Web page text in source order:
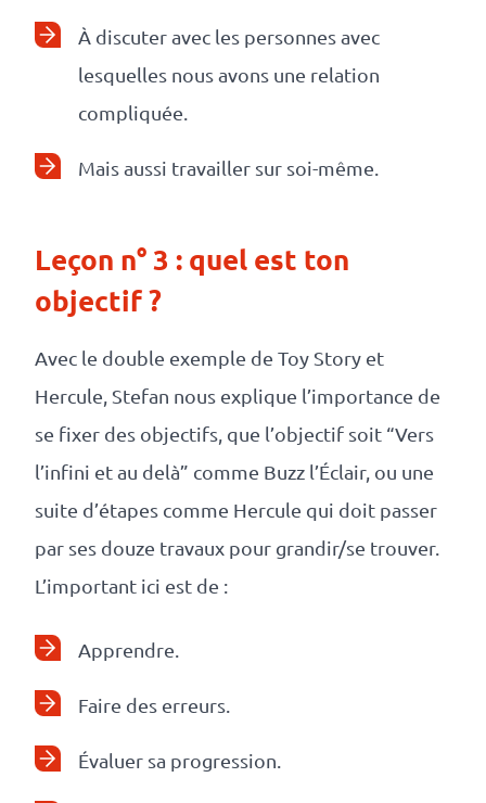
À discuter avec les personnes avec
lesquelles nous avons une relation
compliquée.
Mais aussi travailler sur soi-même.
Leçon n° 3 : quel est ton
objectif ?
Avec le double exemple de Toy Story et
Hercule, Stefan nous explique l’importance de
se fixer des objectifs, que l’objectif soit “Vers
l’infini et au delà” comme Buzz l’Éclair, ou une
suite d’étapes comme Hercule qui doit passer
par ses douze travaux pour grandir/se trouver.
L’important ici est de :
Apprendre.
Faire des erreurs.
Évaluer sa progression.